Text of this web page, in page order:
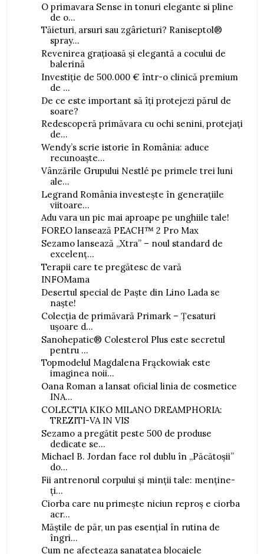
O primavara Sense in tonuri elegante si pline
de o...
Tăieturi, arsuri sau zgârieturi? Raniseptol®
spray...
Revenirea grațioasă și elegantă a cocului de
balerină
Investiție de 500.000 € într-o clinică premium
de ...
De ce este important să îți protejezi părul de
soare?
Redescoperă primăvara cu ochi senini, protejați
de...
Wendy’s scrie istorie în România: aduce
recunoaște...
Vânzările Grupului Nestlé pe primele trei luni
ale...
Legrand România investește în generațiile
viitoare...
Adu vara un pic mai aproape pe unghiile tale!
FOREO lansează PEACH™ 2 Pro Max
Sezamo lansează „Xtra” – noul standard de
excelenț...
Terapii care te pregătesc de vară
INFOMama
Desertul special de Paște din Lino Lada se
naște!
Colecția de primăvară Primark – Țesaturi
ușoare d...
Sanohepatic® Colesterol Plus este secretul
pentru ...
Topmodelul Magdalena Frąckowiak este
imaginea noii...
Oana Roman a lansat oficial linia de cosmetice
INA...
COLECTIA KIKO MILANO DREAMPHORIA:
TREZITI-VA IN VIS
Sezamo a pregătit peste 500 de produse
dedicate se...
Michael B. Jordan face rol dublu în „Păcătoșii”
do...
Fii antrenorul corpului și minții tale: menține-
ți...
Ciorba care nu primește niciun reproș e ciorba
acr...
Măștile de păr, un pas esențial în rutina de
îngri...
Cum ne afecteaza sanatatea blocajele